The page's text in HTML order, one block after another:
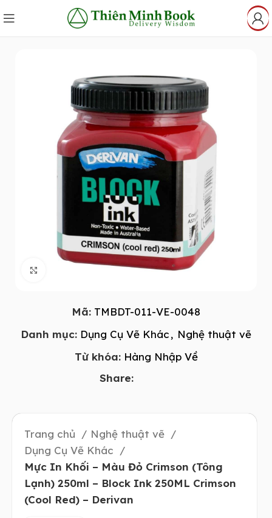
Click to enlarge
Mã: TMBDT-011-VE-0048
Danh mục: Dụng Cụ Vẽ Khác, Nghệ thuật vẽ
Từ khóa: Hàng Nhập Về
Share:
Trang chủ
Nghệ thuật vẽ
Dụng Cụ Vẽ Khác
Mực In Khối – Màu Đỏ Crimson (Tông
Lạnh) 250ml – Block Ink 250ML Crimson
(Cool Red) – Derivan